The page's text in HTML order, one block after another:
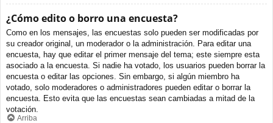
¿Cómo edito o borro una encuesta?
Como en los mensajes, las encuestas solo pueden ser modificadas por
su creador original, un moderador o la administración. Para editar una
encuesta, hay que editar el primer mensaje del tema; este siempre esta
asociado a la encuesta. Si nadie ha votado, los usuarios pueden borrar la
encuesta o editar las opciones. Sin embargo, si algún miembro ha
votado, solo moderadores o administradores pueden editar o borrar la
encuesta. Esto evita que las encuestas sean cambiadas a mitad de la
votación.
Arriba